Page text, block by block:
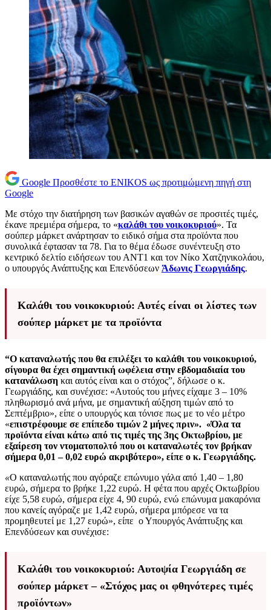
Google Προσθέστε το ENIKOS ως προτιμώμενη πηγή στη
Google
Με στόχο την διατήρηση των βασικών αγαθών σε προσιτές τιμές,
έκανε πρεμιέρα σήμερα, το «καλάθι του νοικοκυριού». Τα
σούπερ μάρκετ ανάρτησαν το ειδικό σήμα στα προϊόντα που
συνολικά έφτασαν τα 78. Για το θέμα έδωσε συνέντευξη στο
κεντρικό δελτίο ειδήσεων του ΑΝΤ1 και τον Νίκο Χατζηνικολάου,
ο υπουργός Ανάπτυξης και Επενδύσεων Άδωνις Γεωργιάδης.
Καλάθι του νοικοκυριού: Αυτές είναι οι λίστες των
σούπερ μάρκετ με τα προϊόντα
“Ο καταναλωτής που θα επιλέξει το καλάθι του νοικοκυριού,
σίγουρα θα έχει σημαντική ωφέλεια στην εβδομαδιαία του
κατανάλωση και αυτός είναι και ο στόχος”, δήλωσε ο κ.
Γεωργιάδης, και συνέχισε: «Αυτούς του μήνες είχαμε 3 – 10%
πληθωρισμό ανά μήνα, με σημαντική αύξηση τιμών από το
Σεπτέμβριο», είπε ο υπουργός και τόνισε πως με το νέο μέτρο
«επιστρέφουμε σε επίπεδο τιμών 2 μήνες πριν». «Όλα τα
προϊόντα είναι κάτω από τις τιμές της 3ης Οκτωβρίου, με
εξαίρεση τον ντοματοπολτό που οι καταναλωτές τον βρήκαν
σήμερα 0,01 – 0,02 ευρώ ακριβότερο», είπε ο κ. Γεωργιάδης.
«Ο καταναλωτής που αγόραζε επώνυμο γάλα από 1,40 – 1,80
ευρώ, σήμερα το βρήκε 1,22 ευρώ. Η φέτα που αρχές Οκτωβρίου
είχε 5,58 ευρώ, σήμερα είχε 4, 90 ευρώ, ενώ επώνυμα μακαρόνια
που κανείς αγόραζε με 1,42 ευρώ, σήμερα μπόρεσε να τα
προμηθευτεί με 1,27 ευρώ», είπε ο Υπουργός Ανάπτυξης και
Επενδύσεων και συνέχισε:
Καλάθι του νοικοκυριού: Αυτοψία Γεωργιάδη σε
σούπερ μάρκετ – «Στόχος μας οι φθηνότερες τιμές
προϊόντων»